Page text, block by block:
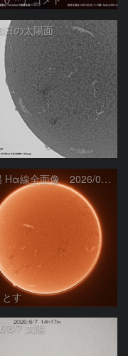
日の太陽面
太陽 Hα線全面像 2026/08/08
す
8/7 太陽